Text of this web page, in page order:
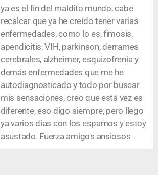
ya es el fin del maldito mundo, cabe
recalcar que ya he creído tener varias
enfermedades, como lo es, fimosis,
apendicitis, VIH, parkinson, derrames
cerebrales, alzheimer, esquizofrenia y
demás enfermedades que me he
autodiagnosticado y todo por buscar
mis sensaciones, creo que está vez es
diferente, eso digo siempre, pero llego
ya varios días con los espamos y estoy
asustado. Fuerza amigos ansiosos